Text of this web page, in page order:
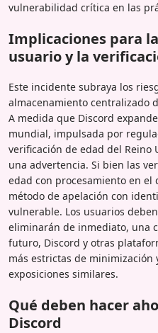
vulnerabilidad crítica en las
Implicaciones para
usuario y la
Este incidente subraya los
almacenamiento centralizado
A medida que Discord
mundial, impulsada por
verificación de edad del Reino
una advertencia. Si bien las
edad con procesamiento en
método de apelación con
vulnerable. Los usuarios
eliminarán de inmediato, una
futuro, Discord y otras
más estrictas de
exposiciones similares.
Qué deben hacer
Discord